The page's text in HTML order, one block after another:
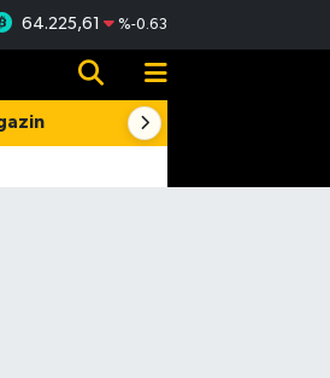
64.225,61 %-0.63
Resmi İlanlar